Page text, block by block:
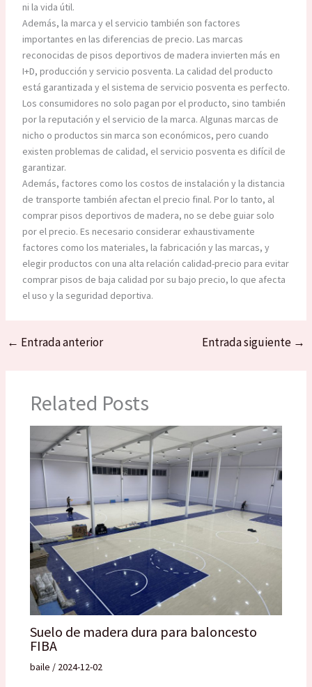
ni la vida útil. ​
Además, la marca y el servicio también son factores
importantes en las diferencias de precio. Las marcas
reconocidas de pisos deportivos de madera invierten más en
I+D, producción y servicio posventa. La calidad del producto
está garantizada y el sistema de servicio posventa es perfecto.
Los consumidores no solo pagan por el producto, sino también
por la reputación y el servicio de la marca. Algunas marcas de
nicho o productos sin marca son económicos, pero cuando
existen problemas de calidad, el servicio posventa es difícil de
garantizar. ​
Además, factores como los costos de instalación y la distancia
de transporte también afectan el precio final. Por lo tanto, al
comprar pisos deportivos de madera, no se debe guiar solo
por el precio. Es necesario considerar exhaustivamente
factores como los materiales, la fabricación y las marcas, y
elegir productos con una alta relación calidad-precio para evitar
comprar pisos de baja calidad por su bajo precio, lo que afecta
el uso y la seguridad deportiva.
← Entrada anterior Entrada siguiente →
Related Posts
Suelo de madera dura para baloncesto
FIBA
baile / 2024-12-02